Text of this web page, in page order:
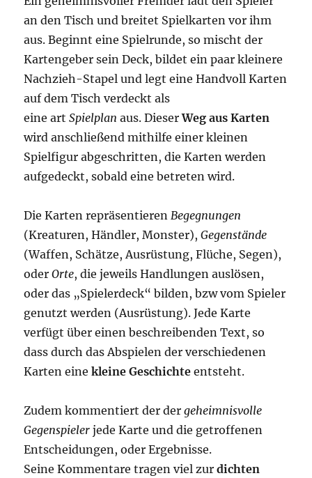
an den Tisch und breitet Spielkarten vor ihm
aus. Beginnt eine Spielrunde, so mischt der
Kartengeber sein Deck, bildet ein paar kleinere
Nachzieh-Stapel und legt eine Handvoll Karten
auf dem Tisch verdeckt als
eine artSpielplanaus. DieserWeg aus Karten
wird anschließend mithilfe einer kleinen
Spielfigur abgeschritten, die Karten werden
aufgedeckt, sobald eine betreten wird.
Die Karten repräsentierenBegegnungen
(Kreaturen, Händler, Monster),Gegenstände
(Waffen, Schätze, Ausrüstung, Flüche, Segen),
oderOrte, die jeweils Handlungen auslösen,
oder das „Spielerdeck“ bilden, bzw vom Spieler
genutzt werden (Ausrüstung). Jede Karte
verfügt über einen beschreibenden Text, so
dass durch das Abspielen der verschiedenen
Karten einekleine Geschichte entsteht.
Zudem kommentiert der dergeheimnisvolle
Gegenspieler jede Karte und die getroffenen
Entscheidungen, oder Ergebnisse.
Seine Kommentare tragen viel zurdichten